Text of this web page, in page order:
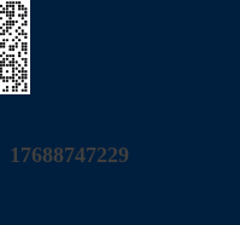
17688747229